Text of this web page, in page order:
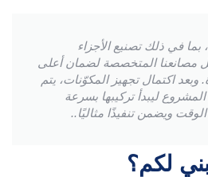
بما في ذلك تصنيع الأجزاء
مصانعنا المتخصصة لضمان أعلى
اكتمال تجهيز المكوّنات، يتم
ليبدأ تركيبها بسرعة
ويضمن تنفيذًا مثاليًا..
لكم؟